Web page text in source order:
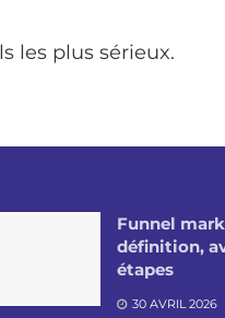
les plus sérieux.
Funnel
définition,
étapes
30 AVRIL 2026